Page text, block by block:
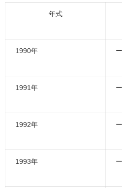
年式
1990年 ー
1991年 ー
1992年 ー
1993年 ー